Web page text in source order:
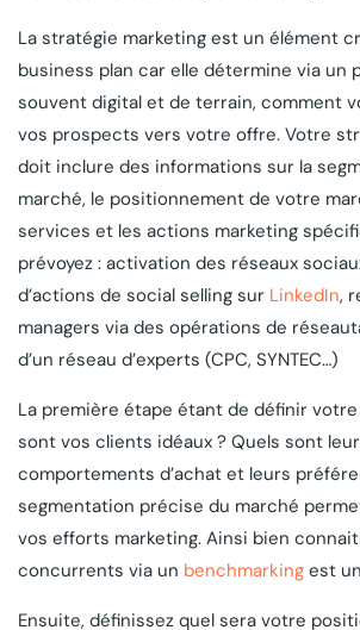
La stratégie marketing est un élément
business plan car elle détermine via un
souvent digital et de terrain, comment
vos prospects vers votre offre. Votre
doit inclure des informations sur la
marché, le positionnement de votre
services et les actions marketing
prévoyez : activation des réseaux
d’actions de social selling sur LinkedIn,
managers via des opérations de
d’un réseau d’experts (CPC, SYNTEC…)
La première étape étant de définir
sont vos clients idéaux ? Quels sont
comportements d’achat et leurs
segmentation précise du marché
vos efforts marketing. Ainsi bien
concurrents via un benchmarking est
Ensuite, définissez quel sera votre